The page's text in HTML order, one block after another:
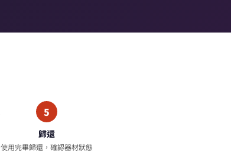
5
歸還
使用完畢歸還，確認器材狀態